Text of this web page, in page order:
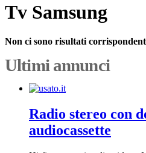
Tv Samsung
Non ci sono risultati
Ultimi annunci
Radio stereo con
audiocassette